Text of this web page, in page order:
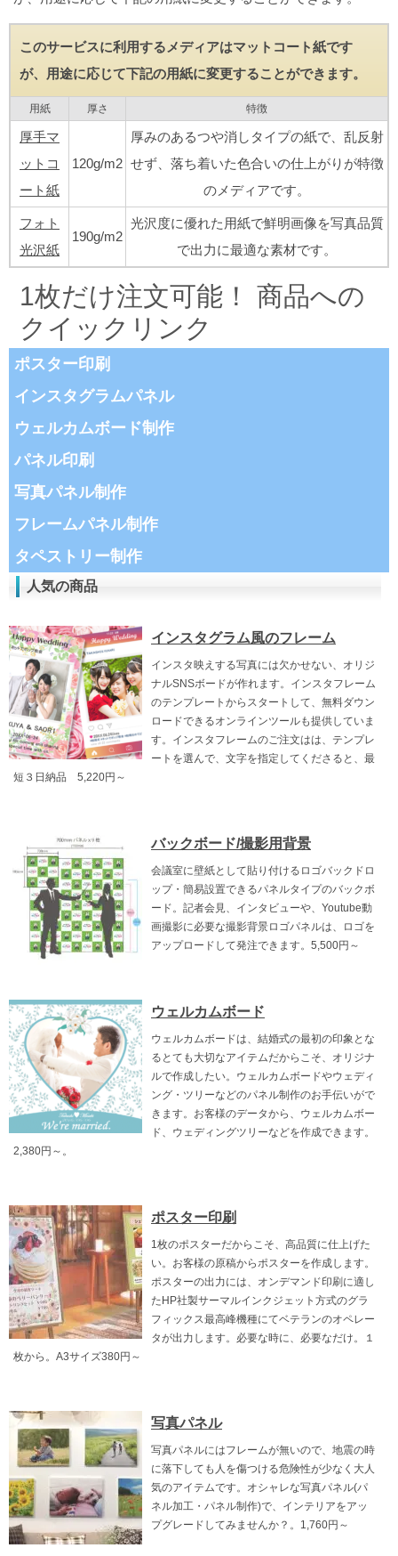
用紙 厚さ 特徴
このサービスに利用するメディアはマットコート紙です
が、用途に応じて下記の用紙に変更することができます。
厚手マ
ットコ
ート紙
120g/m2
厚みのあるつや消しタイプの紙で、乱反射
せず、落ち着いた色合いの仕上がりが特徴
のメディアです。
フォト
光沢紙
190g/m2
光沢度に優れた用紙で鮮明画像を写真品質
で出力に最適な素材です。
1枚だけ注文可能！ 商品への
クイックリンク
ポスター印刷
インスタグラムパネル
ウェルカムボード制作
パネル印刷
写真パネル制作
フレームパネル制作
タペストリー制作
人気の商品
インスタグラム風のフレーム
インスタ映えする写真には欠かせない、オリジ
ナルSNSボードが作れます。インスタフレーム
のテンプレートからスタートして、無料ダウン
ロードできるオンラインツールも提供していま
す。インスタフレームのご注文はは、テンプレ
ートを選んで、文字を指定してくださると、最
短３日納品 5,220円～
バックボード/撮影用背景
会議室に壁紙として貼り付けるロゴバックドロ
ップ・簡易設置できるパネルタイプのバックボ
ード。記者会見、インタビューや、Youtube動
画撮影に必要な撮影背景ロゴパネルは、ロゴを
アップロードして発注できます。5,500円～
ウェルカムボード
ウェルカムボードは、結婚式の最初の印象とな
るとても大切なアイテムだからこそ、オリジナ
ルで作成したい。ウェルカムボードやウェディ
ング・ツリーなどのパネル制作のお手伝いがで
きます。お客様のデータから、ウェルカムボー
ド、ウェディングツリーなどを作成できます。
2,380円～。
ポスター印刷
1枚のポスターだからこそ、高品質に仕上げた
い。お客様の原稿からポスターを作成します。
ポスターの出力には、オンデマンド印刷に適し
たHP社製サーマルインクジェット方式のグラ
フィックス最高峰機種にてベテランのオペレー
タが出力します。必要な時に、必要なだけ。１
枚から。A3サイズ380円～
写真パネル
写真パネルにはフレームが無いので、地震の時
に落下しても人を傷つける危険性が少なく大人
気のアイテムです。オシャレな写真パネル(パ
ネル加工・パネル制作)で、インテリアをアッ
プグレードしてみませんか？。1,760円～